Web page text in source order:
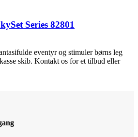
Series 82801
eventyr og stimuler børns leg
skib. Kontakt os for et tilbud eller